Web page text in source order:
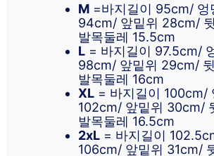
M =바지길이 95cm/ 엉
94cm/ 앞밑위 28cm/
발목둘레 15.5cm
L = 바지길이 97.5cm/
98cm/ 앞밑위 29cm/
발목둘레 16cm
XL = 바지길이 100cm/
102cm/ 앞밑위 30cm/
발목둘레 16.5cm
2xL = 바지길이
106cm/ 앞밑위 31cm/